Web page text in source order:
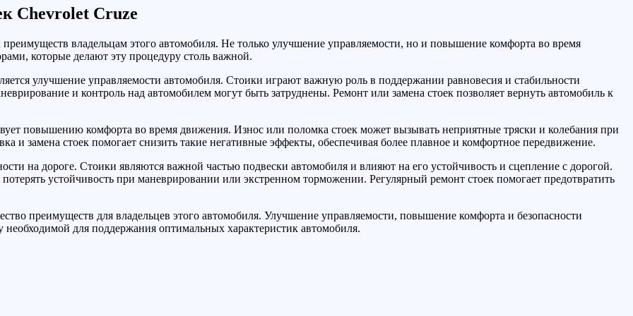
Chevrolet Cruze
владельцам этого автомобиля. Не только улучшение управляемости, но и повышение комфорта во время
которые делают эту процедуру столь важной.
улучшение управляемости автомобиля. Стоики играют важную роль в поддержании равновесия и стабильности
и контроль над автомобилем могут быть затруднены. Ремонт или замена стоек позволяет вернуть автомобиль к
повышению комфорта во время движения. Износ или поломка стоек может вызывать неприятные тряски и колебания при
и замена стоек помогает снизить такие негативные эффекты, обеспечивая более плавное и комфортное передвижение.
на дороге. Стоики являются важной частью подвески автомобиля и влияют на его устойчивость и сцепление с дорогой.
устойчивость при маневрировании или экстренном торможении. Регулярный ремонт стоек помогает предотвратить
преимуществ для владельцев этого автомобиля. Улучшение управляемости, повышение комфорта и безопасности
для поддержания оптимальных характеристик автомобиля.